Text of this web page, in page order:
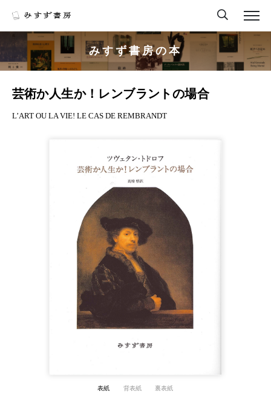
みすず書房の本
芸術か人生か！レンブラントの場合
L’ART OU LA VIE! LE CAS DE REMBRANDT
表紙 背表紙 裏表紙